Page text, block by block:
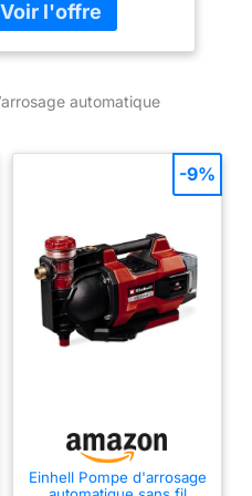
une pression
le groupe
ou s’arrête
de pression est
Fonction
– Commande
de la pompe,
programmé ou
intelligent
par
mobile.
–
automatique
Einhell Pompe d'arrosage
-9%